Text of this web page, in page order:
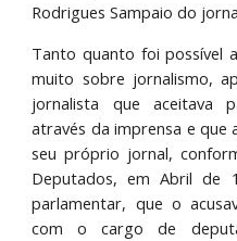
Rodrigues Sampaio do
Tanto quanto foi possível
muito sobre jornalismo,
jornalista que aceitava
através da imprensa e que
seu próprio jornal,
Deputados, em Abril de
parlamentar, que o
com o cargo de